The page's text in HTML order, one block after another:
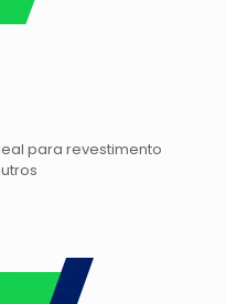
para revestimento